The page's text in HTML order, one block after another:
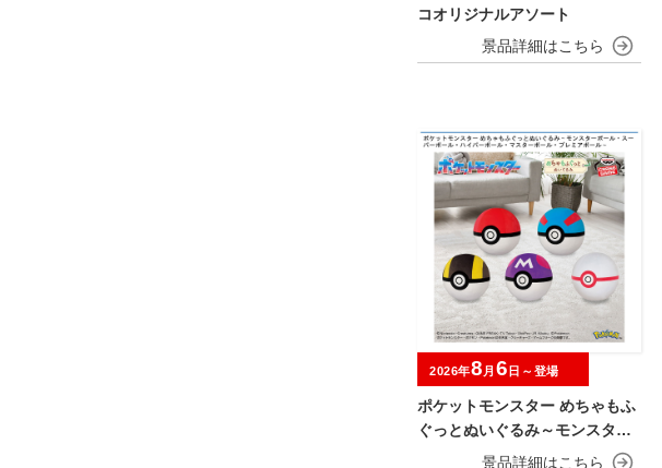
コオリジナルアソート
ポケットモンスター めちゃもふ
ぐっとぬいぐるみ～モンスター
ボール・スーパーボール・ハイ
2026年8 月 6 日～登場